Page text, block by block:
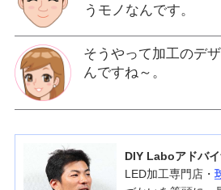
うモノなんです。
そうやって加工のデ
んですね～。
DIY Laboアドバ
LED加工専門店・